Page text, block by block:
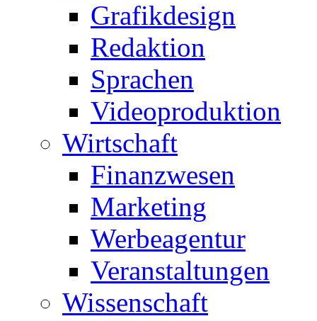
Grafikdesign
Redaktion
Sprachen
Videoproduktion
Wirtschaft
Finanzwesen
Marketing
Werbeagentur
Veranstaltungen
Wissenschaft